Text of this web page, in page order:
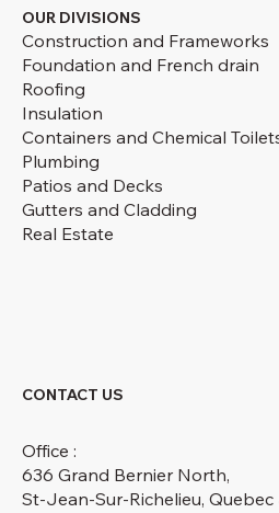
OUR DIVISIONS
Construction and Frameworks
Foundation and French drain
Roofing
Insulation
Containers and Chemical
Plumbing
Patios and Decks
Gutters and Cladding
Real Estate
CONTACT US
Office :
636 Grand Bernier North,
St-Jean-Sur-Richelieu,